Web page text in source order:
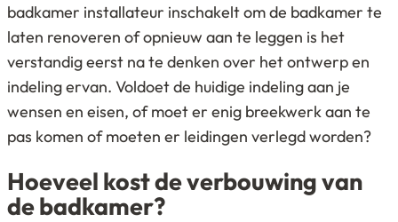
badkamer installateur inschakelt om de badkamer te
laten renoveren of opnieuw aan te leggen is het
verstandig eerst na te denken over het ontwerp en
indeling ervan. Voldoet de huidige indeling aan je
wensen en eisen, of moet er enig breekwerk aan te
pas komen of moeten er leidingen verlegd worden?
Hoeveel kost de verbouwing van
de badkamer?